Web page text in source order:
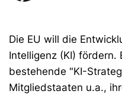
Die EU will die
Intelligenz (KI) fördern.
bestehende "KI-
Mitgliedstaaten u.a.,